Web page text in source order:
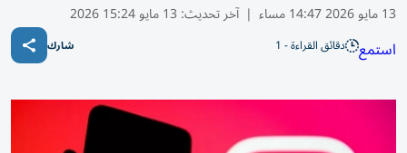
13 مايو 2026 14:47 مساء | آخر تحديث: 13 مايو 15:24 2026
استمع دقائق القراءة - 1 شارك